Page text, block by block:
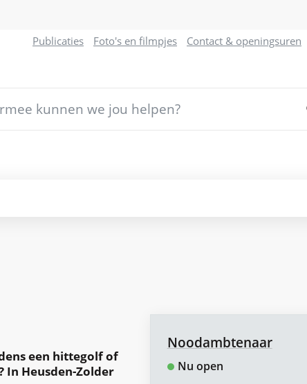
inhoud
Publicaties Foto's en filmpjes Contact & openingsuren
een hittegolf of
Heusden-Zolder
Contact
Noodambtenaar
Nu open